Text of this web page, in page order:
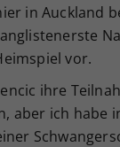
in Auckland
vor.
ihre
aber ich